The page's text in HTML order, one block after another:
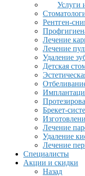
Услуги
Рентген-
Лечение
Лечение
Удаление
Детская
Брекет-
Лечение
Удаление
Лечение
Специалисты
Акции и скидки
Назад